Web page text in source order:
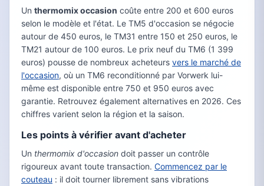
Un thermomix occasion coûte entre 200 et 600 euros
selon le modèle et l'état. Le TM5 d'occasion se négocie
autour de 450 euros, le TM31 entre 150 et 250 euros, le
TM21 autour de 100 euros. Le prix neuf du TM6 (1 399
euros) pousse de nombreux acheteurs vers le marché de
l'occasion, où un TM6 reconditionné par Vorwerk lui-
même est disponible entre 750 et 950 euros avec
garantie. Retrouvez également alternatives en 2026. Ces
chiffres varient selon la région et la saison.
Les points à vérifier avant d'acheter
Un thermomix d'occasion doit passer un contrôle
rigoureux avant toute transaction. Commencez par le
couteau : il doit tourner librement sans vibrations